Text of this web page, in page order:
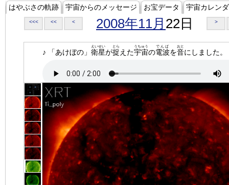
はやぶさの軌跡 宇宙からのメッセージ お宝データ 宇宙カレン
<<< << < 2008年11月 22日 >
♪ 「あけぼの」 衛星
えいせい
が捉
とら
えた宇宙
うちゅう
の電波
でんぱ
を音
おと
にしました。